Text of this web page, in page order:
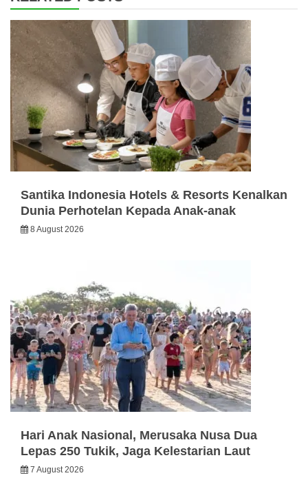
Santika Indonesia Hotels & Resorts Kenalkan
Dunia Perhotelan Kepada Anak-anak
8 August 2026
Hari Anak Nasional, Merusaka Nusa Dua
Lepas 250 Tukik, Jaga Kelestarian Laut
7 August 2026